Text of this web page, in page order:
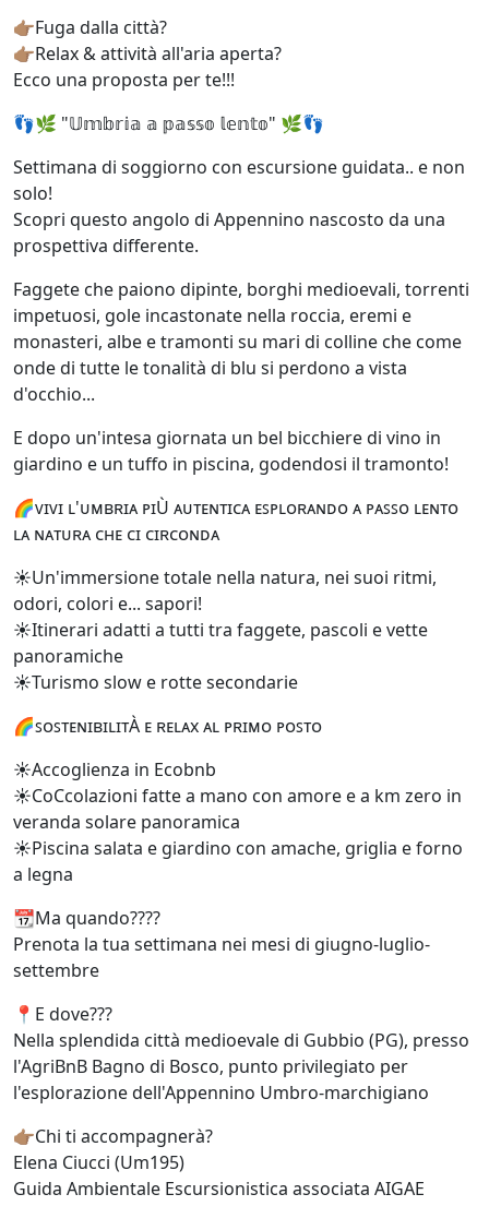
👉🏽Fuga dalla città?
👉🏽Relax & attività all'aria aperta?
Ecco una proposta per te!!!
👣🌿 "𝕌𝕞𝕓𝕣𝕚𝕒 𝕒 𝕡𝕒𝕤𝕤𝕠 𝕝𝕖𝕟𝕥𝕠" 🌿👣
Settimana di soggiorno con escursione guidata.. e non
solo!
Scopri questo angolo di Appennino nascosto da una
prospettiva differente.
Faggete che paiono dipinte, borghi medioevali, torrenti
impetuosi, gole incastonate nella roccia, eremi e
monasteri, albe e tramonti su mari di colline che come
onde di tutte le tonalità di blu si perdono a vista
d'occhio...
E dopo un'intesa giornata un bel bicchiere di vino in
giardino e un tuffo in piscina, godendosi il tramonto!
🌈ᴠɪᴠɪ ʟ'ᴜᴍʙʀɪᴀ ᴘɪÙ ᴀᴜᴛᴇɴᴛɪᴄᴀ ᴇꜱᴘʟᴏʀᴀɴᴅᴏ ᴀ ᴘᴀꜱꜱᴏ ʟᴇɴᴛᴏ
ʟᴀ ɴᴀᴛᴜʀᴀ ᴄʜᴇ ᴄɪ ᴄɪʀᴄᴏɴᴅᴀ
☀️Un'immersione totale nella natura, nei suoi ritmi,
odori, colori e... sapori!
☀️Itinerari adatti a tutti tra faggete, pascoli e vette
panoramiche
☀️Turismo slow e rotte secondarie
🌈ꜱᴏꜱᴛᴇɴɪʙɪʟɪᴛÀ ᴇ ʀᴇʟᴀx ᴀʟ ᴘʀɪᴍᴏ ᴘᴏꜱᴛᴏ
☀️Accoglienza in Ecobnb
☀️CoCcolazioni fatte a mano con amore e a km zero in
veranda solare panoramica
☀️Piscina salata e giardino con amache, griglia e forno
a legna
📆Ma quando????
Prenota la tua settimana nei mesi di giugno-luglio-
settembre
📍E dove???
Nella splendida città medioevale di Gubbio (PG), presso
l'AgriBnB Bagno di Bosco, punto privilegiato per
l'esplorazione dell'Appennino Umbro-marchigiano
👉🏽Chi ti accompagnerà?
Elena Ciucci (Um195)
Guida Ambientale Escursionistica associata AIGAE